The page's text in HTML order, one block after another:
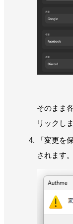
そのまま
リックしま
「変更を
されます。